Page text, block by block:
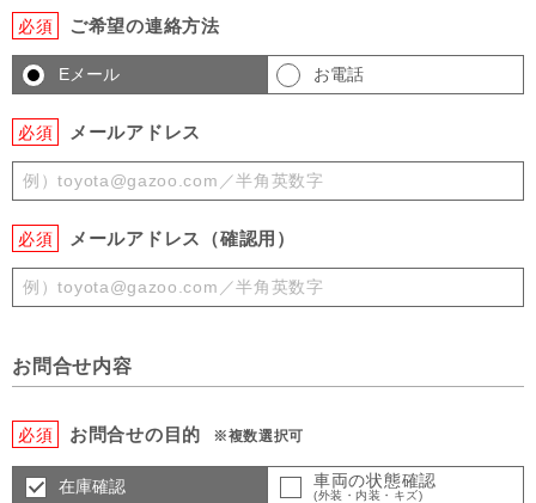
必須 ご希望の連絡方法
Eメール お電話
必須 メールアドレス
必須 メールアドレス（確認用）
お問合せ内容
必須 お問合せの目的 ※複数選択可
在庫確認 車両の状態確認
(外装・内装・キズ)